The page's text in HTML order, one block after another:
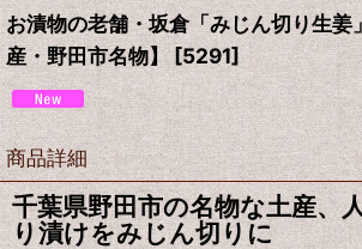
お漬物の老舗・坂倉「みじん切り生
産・野田市名物】
[5291]
商品詳細
千葉県野田市の名物な土産、
り漬けをみじん切りに